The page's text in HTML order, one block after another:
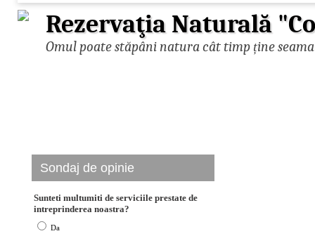
Rezervaţia Naturală
Omul poate stăpâni natura cât timp ține
Sondaj de opinie
Sunteti multumiti de serviciile prestate de
intreprinderea noastra?
Da